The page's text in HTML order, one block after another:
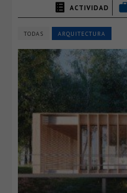
ACTIVIDAD
TODAS ARQUITECTURA